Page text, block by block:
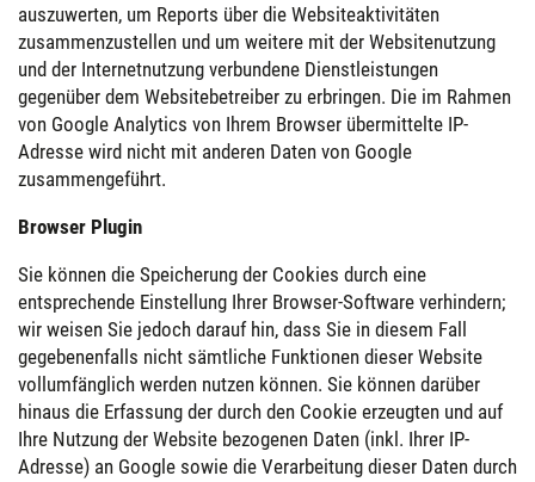
auszuwerten, um Reports über die Websiteaktivitäten
zusammenzustellen und um weitere mit der Websitenutzung
und der Internetnutzung verbundene Dienstleistungen
gegenüber dem Websitebetreiber zu erbringen. Die im Rahmen
von Google Analytics von Ihrem Browser übermittelte IP-
Adresse wird nicht mit anderen Daten von Google
zusammengeführt.
Browser Plugin
Sie können die Speicherung der Cookies durch eine
entsprechende Einstellung Ihrer Browser-Software verhindern;
wir weisen Sie jedoch darauf hin, dass Sie in diesem Fall
gegebenenfalls nicht sämtliche Funktionen dieser Website
vollumfänglich werden nutzen können. Sie können darüber
hinaus die Erfassung der durch den Cookie erzeugten und auf
Ihre Nutzung der Website bezogenen Daten (inkl. Ihrer IP-
Adresse) an Google sowie die Verarbeitung dieser Daten durch